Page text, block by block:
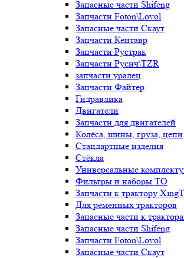
Запасные части Shifeng
Запчасти Foton\Lovol
Запасные части Скаут
Запчасти Кентавр
Запчасти Рустрак
Запчасти Русич\TZR
запчасти уралец
Запчасти Файтер
Гидравлика
Двигатели
Запчасти для двигателей
Колёса, шины, груза, цепи
Стандартные изделия
Стёкла
Универсальные
Фильтры и наборы ТО
Запчасти к трактору
Для ременных тракторов
Запасные части к
Запасные части Shifeng
Запчасти Foton\Lovol
Запасные части Скаут